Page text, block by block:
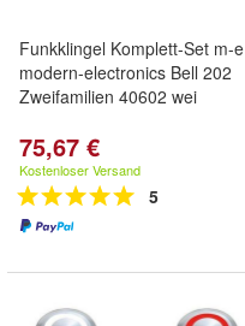
Funkklingel Komplett-Set m-e
modern-electronics Bell 202
Zweifamilien 40602 wei
75,67 €
Kostenloser Versand
5